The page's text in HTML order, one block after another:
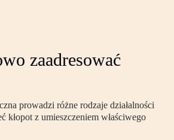
zaadresować
prowadzi różne rodzaje działalności
kłopot z umieszczeniem właściwego